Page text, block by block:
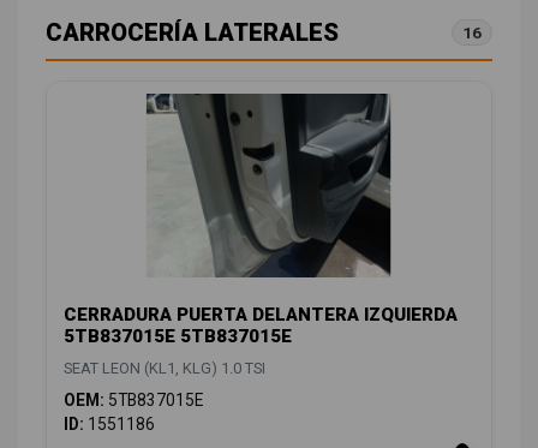
CARROCERÍA LATERALES 16
CERRADURA PUERTA DELANTERA IZQUIERDA
5TB837015E 5TB837015E
SEAT LEON (KL1, KLG) 1.0 TSI
OEM: 5TB837015E
ID: 1551186